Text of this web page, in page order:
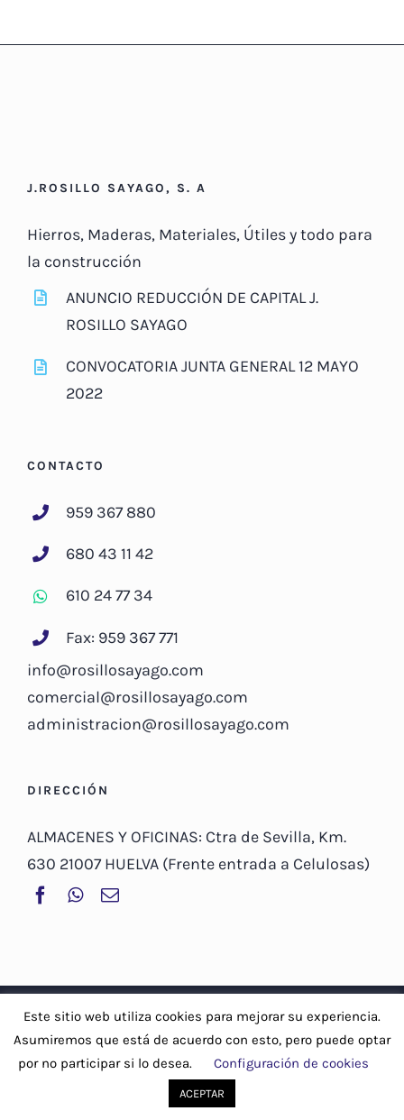
J.ROSILLO SAYAGO, S. A
Hierros, Maderas, Materiales, Útiles y todo para
la construcción
ANUNCIO REDUCCIÓN DE CAPITAL J.
ROSILLO SAYAGO
CONVOCATORIA JUNTA GENERAL 12 MAYO
2022
CONTACTO
959 367 880
680 43 11 42
610 24 77 34
Fax: 959 367 771
info@rosillosayago.com
comercial@rosillosayago.com
administracion@rosillosayago.com
DIRECCIÓN
ALMACENES Y OFICINAS: Ctra de Sevilla, Km.
630 21007 HUELVA (Frente entrada a Celulosas)
© Copyright 2019 -2026 | Rosillo Sayago, S.A |Aviso Legal y
Política de privacidad
- Política de cookies
FacebookWhatsApp
Correo
Este sitio web utiliza cookies para mejorar su experiencia.
Asumiremos que está de acuerdo con esto, pero puede optar
por no participar si lo desea.
Configuración de cookies
ACEPTAR